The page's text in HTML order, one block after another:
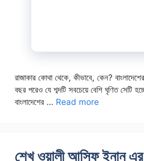
রাজাকার কোথা থেকে, কীভাবে, কেন?
বছর পরেও যে শব্দটি সবচেয়ে বেশি ঘৃণিত সেটি
বাংলাদেশের … Read more
শেখ ওয়ালী আসিফ ইনান